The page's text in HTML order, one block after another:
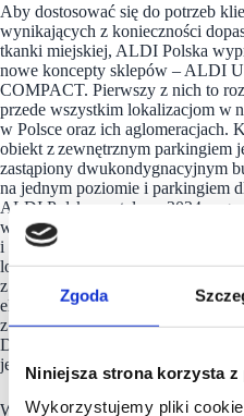
Zgoda
Niniejsza strona korzysta
Wykorzystujemy pliki
Aby dostosować się do potrzeb
wynikających z konieczności
tkanki miejskiej, ALDI Polska
nowe koncepty sklepów – ALDI
COMPACT. Pierwszy z nich to
przede wszystkim lokalizacjom w
w Polsce oraz ich aglomeracjach.
obiekt z zewnętrznym parkingiem
zastąpiony dwukondygnacyjnym
na jednym poziomie i parkingiem
ALDI Polska zostało w 2024
w plebiscycie „Złote Innowacje”.
i możliwość dopasowania się do
lokalizacji stanowiły priorytet
z wymienionych konceptu – ALDI
elementy bazowej strategii
z wykorzystaniem specjalnie
Dzięki temu nawet pomimo
jest zaprezentowanie pełnego
W ślad za dynamicznym